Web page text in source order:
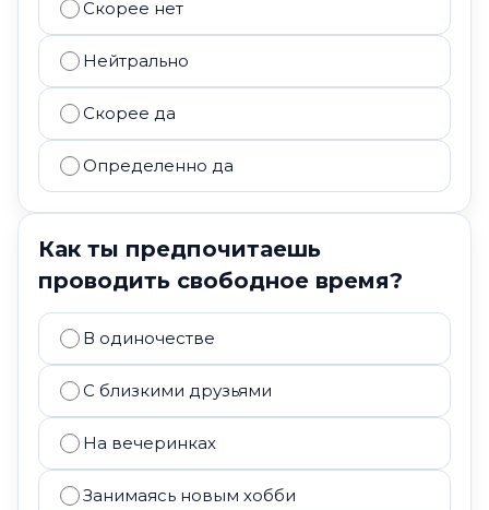
Скорее нет
Нейтрально
Скорее да
Определенно да
Как ты предпочитаешь
проводить свободное время?
В одиночестве
С близкими друзьями
На вечеринках
Занимаясь новым хобби